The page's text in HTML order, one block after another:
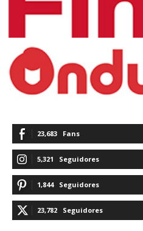
23,683 Fans
5,321 Seguidores
1,844 Seguidores
23,782 Seguidores